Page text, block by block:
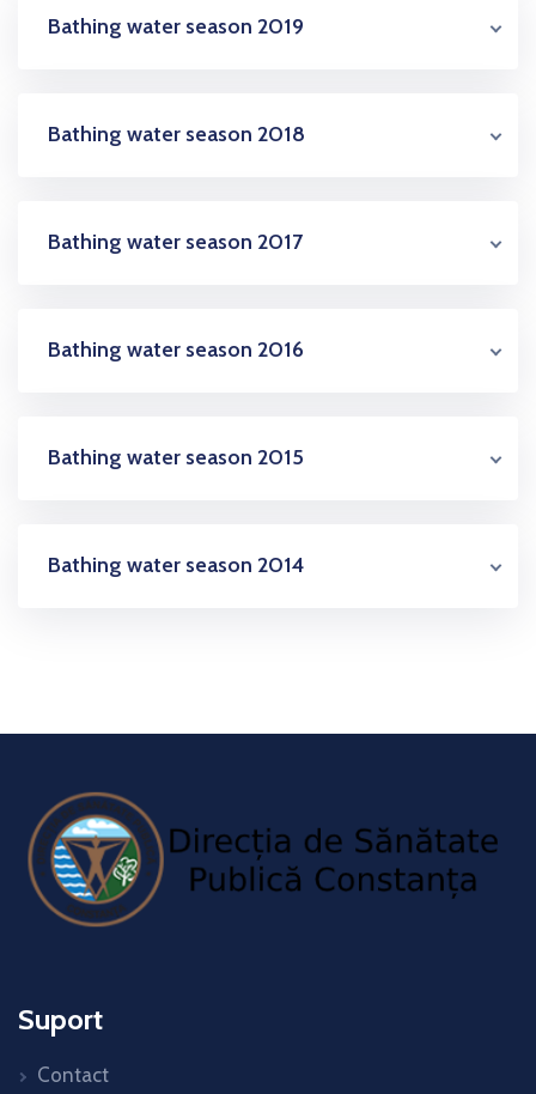
Bathing water season 2019
Bathing water season 2018
Bathing water season 2017
Bathing water season 2016
Bathing water season 2015
Bathing water season 2014
Suport
Contact